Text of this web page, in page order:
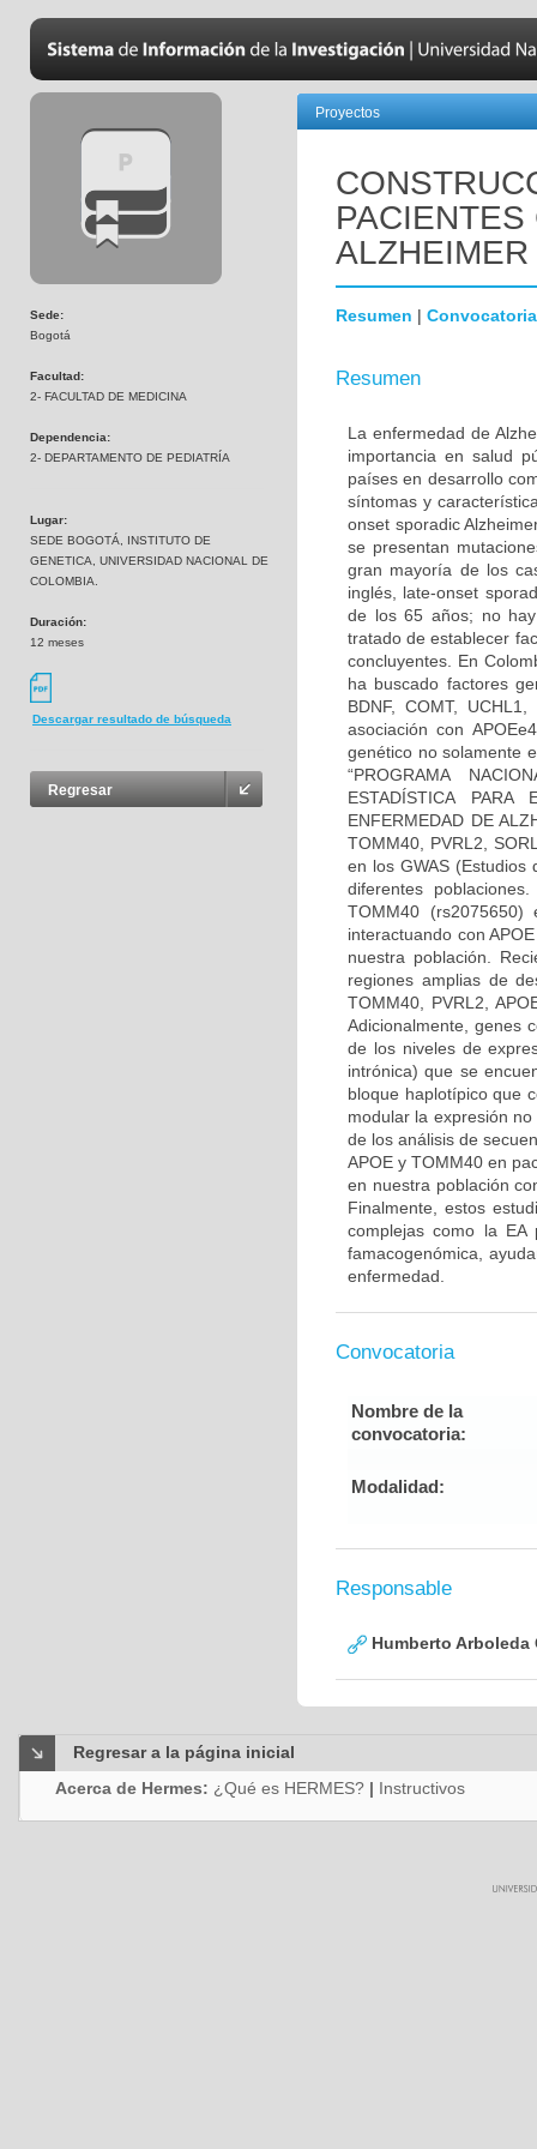
Sede:
Bogotá
Facultad:
2- FACULTAD DE MEDICINA
Dependencia:
2- DEPARTAMENTO DE PEDIATRÍA
Lugar:
SEDE BOGOTÁ, INSTITUTO DE
GENETICA, UNIVERSIDAD NACIONAL DE
COLOMBIA.
Duración:
12 meses
Descargar resultado de búsqueda
Regresar
Proyectos
ALZHEIMER
Resumen | Convocatoria
Resumen
La enfermedad de
importancia en salud
países en desarrollo
síntomas y
onset sporadic
se presentan
gran mayoría de los
inglés, late-onset
de los 65 años; no
tratado de establecer
concluyentes. En
ha buscado factores
BDNF, COMT,
asociación con
genético no solamente
“PROGRAMA
ESTADÍSTICA PARA
ENFERMEDAD DE
TOMM40, PVRL2,
en los GWAS
diferentes
TOMM40
interactuando con
nuestra población.
regiones amplias de
TOMM40, PVRL2,
Adicionalmente, genes
de los niveles de
intrónica) que se
bloque haplotípico que
modular la expresión
de los análisis de
APOE y TOMM40 en
en nuestra población
Finalmente, estos
complejas como la
famacogenómica,
enfermedad.
Convocatoria
Nombre de la
convocatoria:
Modalidad:
Responsable
Humberto Arboleda
Regresar a la página inicial
Acerca de Hermes: ¿Qué es HERMES? | Instructivos